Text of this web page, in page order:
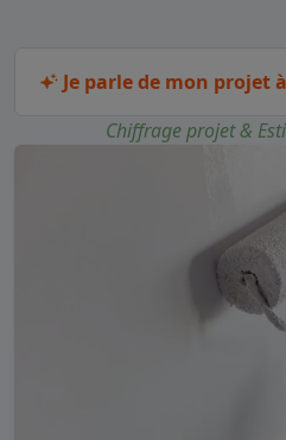
Je parle de mon projet
Chiffrage projet &